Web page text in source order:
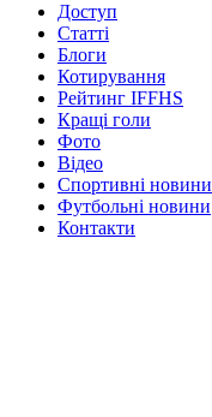
Доступ
Статті
Блоги
Котирування
Рейтинг IFFHS
Кращі голи
Фото
Відео
Спортивні новини
Футбольні новини
Контакти